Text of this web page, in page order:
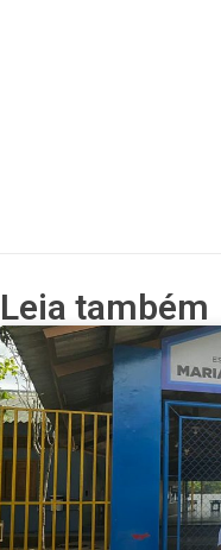
Leia também